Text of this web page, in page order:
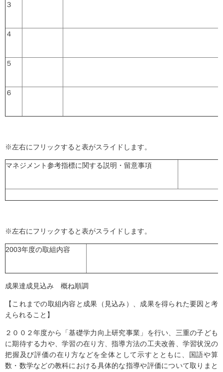
３
４
５
６
※左右にフリックすると表がスライドします。
マネジメント参考指標に関する説明・留意事項
※左右にフリックすると表がスライドします。
2003年度の取組内容
成果達成見込み 概ね順調
【これまでの取組内容と成果（見込み）、成果を得られた要因と考
えられること】
２００２年度から「基礎学力向上研究事業」を行い、三重の子ども
に期待する力や、学習の在り方、指導方法の工夫改善、学習状況の
把握及び評価の在り方などを全体として示すとともに、国語や算
数・数学などの教科における具体的な指導や評価について取りまと